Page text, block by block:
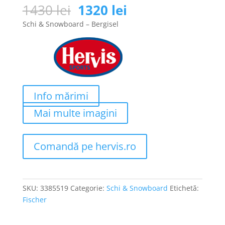
1430lei Prețul
inițial
a
fost:
1430 lei.
1320 lei
Schi & Snowboard – Bergisel
Info mărimi
Mai multe imagini
Comandă pe hervis.ro
SKU: 3385519 Categorie: Schi & Snowboard Etichetă:
Fischer